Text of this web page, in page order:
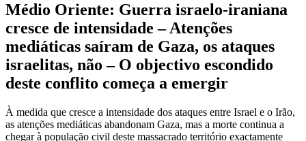
Médio Oriente: Guerra israelo-iraniana
cresce de intensidade – Atenções
mediáticas saíram de Gaza, os ataques
israelitas, não – O objectivo escondido
deste conflito começa a emergir
À medida que cresce a intensidade dos ataques entre Israel e o Irão,
as atenções mediáticas abandonam Gaza, mas a morte continua a
chegar à população civil deste massacrado território exactamente